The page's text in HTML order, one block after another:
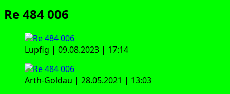
Re 484 006
Lup­f­ig | 09.08.2023 | 17:14
Arth-Gold­au | 28.05.2021 | 13:03